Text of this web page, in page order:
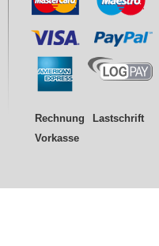
Rechnung
Lastschrift
Vorkasse